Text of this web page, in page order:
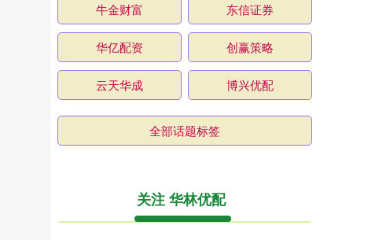
牛金财富 东信证券
华亿配资 创赢策略
云天华成 博兴优配
全部话题标签
关注 华林优配